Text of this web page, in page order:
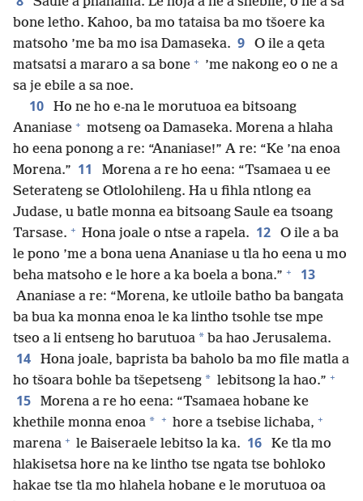
bone letho. Kahoo, ba mo tataisa ba mo tšoere ka
matsoho ’me ba mo isa Damaseka. 9
O ile a qeta
matsatsi a mararo a sa bone + ’me nakong eo o ne a
sa je ebile a sa noe.
10
Ho ne ho e-na le morutuoa ea bitsoang
Ananiase + motseng oa Damaseka. Morena a hlaha
ho eena ponong a re: “Ananiase!” A re: “Ke ’na enoa
Morena.” 11
Morena a re ho eena: “Tsamaea u ee
Seterateng se Otlolohileng. Ha u fihla ntlong ea
Judase, u batle monna ea bitsoang Saule ea tsoang
Tarsase. + Hona joale o ntse a rapela. 12
O ile a ba
le pono ’me a bona uena Ananiase u tla ho eena u mo
beha matsoho e le hore a ka boela a bona.” + 13
Ananiase a re: “Morena, ke utloile batho ba bangata
ba bua ka monna enoa le ka lintho tsohle tse mpe
tseo a li entseng ho barutuoa * ba hao Jerusalema.
14
Hona joale, baprista ba baholo ba mo file matla a
ho tšoara bohle ba tšepetseng * lebitsong la hao.” +
15
Morena a re ho eena: “Tsamaea hobane ke
khethile monna enoa * + hore a tsebise lichaba, +
marena + le Baiseraele lebitso la ka. 16
Ke tla mo
hlakisetsa hore na ke lintho tse ngata tse bohloko
hakae tse tla mo hlahela hobane e le morutuoa oa